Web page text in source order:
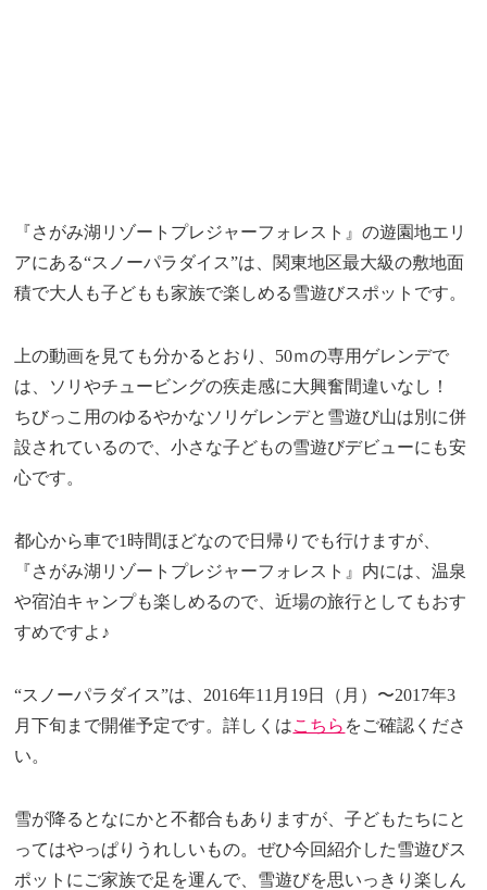
『さがみ湖リゾートプレジャーフォレスト』の遊園地エリ
アにある“スノーパラダイス”は、関東地区最大級の敷地面
積で大人も子どもも家族で楽しめる雪遊びスポットです。
上の動画を見ても分かるとおり、50ｍの専用ゲレンデで
は、ソリやチュービングの疾走感に大興奮間違いなし！
ちびっこ用のゆるやかなソリゲレンデと雪遊び山は別に併
設されているので、小さな子どもの雪遊びデビューにも安
心です。
都心から車で1時間ほどなので日帰りでも行けますが、
『さがみ湖リゾートプレジャーフォレスト』内には、温泉
や宿泊キャンプも楽しめるので、近場の旅行としてもおす
すめですよ♪
“スノーパラダイス”は、2016年11月19日（月）〜2017年3
月下旬まで開催予定です。詳しくはこちら をご確認くださ
い。
雪が降るとなにかと不都合もありますが、子どもたちにと
ってはやっぱりうれしいもの。ぜひ今回紹介した雪遊びス
ポットにご家族で足を運んで、雪遊びを思いっきり楽しん